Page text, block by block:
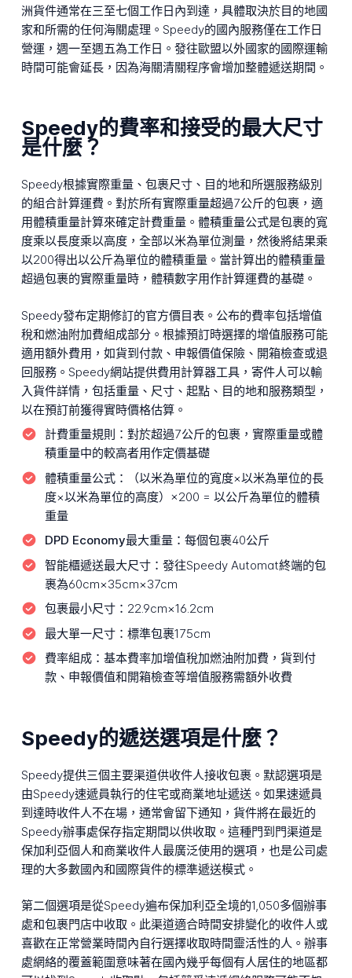
洲貨件通常在三至七個工作日內到達，具體取決於目的地國
家和所需的任何海關處理。Speedy的國內服務僅在工作日
營運，週一至週五為工作日。發往歐盟以外國家的國際運輸
時間可能會延長，因為海關清關程序會增加整體遞送期間。
Speedy的費率和接受的最大尺寸
是什麼？
Speedy根據實際重量、包裹尺寸、目的地和所選服務級別
的組合計算運費。對於所有實際重量超過7公斤的包裹，適
用體積重量計算來確定計費重量。體積重量公式是包裹的寬
度乘以長度乘以高度，全部以米為單位測量，然後將結果乘
以200得出以公斤為單位的體積重量。當計算出的體積重量
超過包裹的實際重量時，體積數字用作計算運費的基礎。
Speedy發布定期修訂的官方價目表。公布的費率包括增值
稅和燃油附加費組成部分。根據預訂時選擇的增值服務可能
適用額外費用，如貨到付款、申報價值保險、開箱檢查或退
回服務。Speedy網站提供費用計算器工具，寄件人可以輸
入貨件詳情，包括重量、尺寸、起點、目的地和服務類型，
以在預訂前獲得實時價格估算。
計費重量規則： 對於超過7公斤的包裹，實際重量或體
積重量中的較高者用作定價基礎
體積重量公式：
（以米為單位的寬度×以米為單位的長
度×以米為單位的高度）×200 = 以公斤為單位的體積
重量
DPD Economy最大重量： 每個包裹40公斤
智能櫃遞送最大尺寸： 發往Speedy Automat終端的包
裹為60cm×35cm×37cm
包裹最小尺寸： 22.9cm×16.2cm
最大單一尺寸： 標準包裹175cm
費率組成： 基本費率加增值稅加燃油附加費，貨到付
款、申報價值和開箱檢查等增值服務需額外收費
Speedy的遞送選項是什麼？
Speedy提供三個主要渠道供收件人接收包裹。默認選項是
由Speedy速遞員執行的住宅或商業地址遞送。如果速遞員
到達時收件人不在場，通常會留下通知，貨件將在最近的
Speedy辦事處保存指定期間以供收取。這種門到門渠道是
保加利亞個人和商業收件人最廣泛使用的選項，也是公司處
理的大多數國內和國際貨件的標準遞送模式。
第二個選項是從Speedy遍布保加利亞全境的1,050多個辦事
處和包裹門店中收取。此渠道適合時間安排變化的收件人或
喜歡在正常營業時間內自行選擇收取時間靈活性的人。辦事
處網絡的覆蓋範圍意味著在國內幾乎每個有人居住的地區都